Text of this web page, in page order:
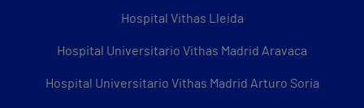
Hospital Vithas Lleida
Hospital Universitario Vithas Madrid Aravaca
Hospital Universitario Vithas Madrid Arturo Soria